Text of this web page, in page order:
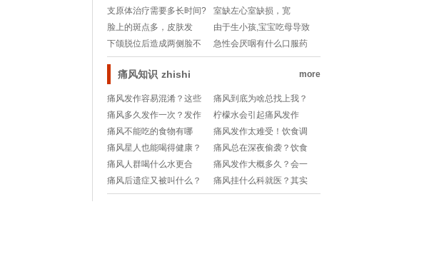
粉，一碰..
支原体治疗需要多长时间?
室缺左心室缺损，宽
4.36mm，长6.3
脸上的斑点多，皮肤发
黄，黑眼圈有眼袋
由于生小孩,宝宝吃母导致
乳房松弛下垂无治疗怎样
可以
下颌脱位后造成两侧脸不
一样，如果挂口腔医
急性会厌咽有什么口服药
可以减轻喉部疼痛
痛风知识 zhishi more
痛风发作容易混淆？这些
疾病你真的分得清吗？
痛风到底为啥总找上我？
饮食作息全揭秘！
痛风多久发作一次？发作
频率和生活习惯有关系
吗？
柠檬水会引起痛风发作
吗？真相让人意外！
痛风不能吃的食物有哪
些？饮食禁忌大全快收
藏！
痛风发作太难受！饮食调
理吃什么最靠谱？吃对真
的能缓解吗？
痛风星人也能喝得健康？
哪些饮品能帮身体“降火”？
痛风总在深夜偷袭？饮食
禁忌有哪些？生活妙招来
支招！
痛风人群喝什么水更合
适？有哪些健康饮水小妙
招？
痛风发作大概多久？会一
直疼吗？怎么缓解最有
效？
痛风后遗症又被叫什么？
这些隐藏的健康信号你知
痛风挂什么科就医？其实
很多人第一步就错了！